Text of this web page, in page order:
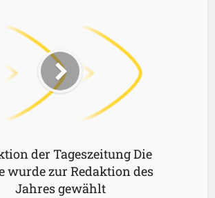
der Tageszeitung Die
wurde zur Redaktion des
Jahres gewählt